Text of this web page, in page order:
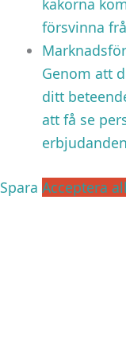
kakorna
försvinna
Genom att
ditt
att få se
Spara Acceptera